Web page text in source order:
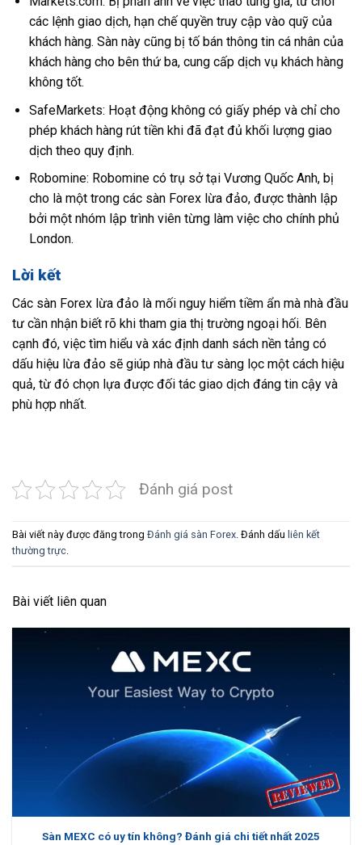
các lệnh giao dịch, hạn chế quyền truy cập vào quỹ của
khách hàng. Sàn này cũng bị tố bán thông tin cá nhân của
khách hàng cho bên thứ ba, cung cấp dịch vụ khách hàng
không tốt.
SafeMarkets: Hoạt động không có giấy phép và chỉ cho
phép khách hàng rút tiền khi đã đạt đủ khối lượng giao
dịch theo quy định.
Robomine: Robomine có trụ sở tại Vương Quốc Anh, bị
cho là một trong các sàn Forex lừa đảo, được thành lập
bởi một nhóm lập trình viên từng làm việc cho chính phủ
London.
Lời kết
Các sàn Forex lừa đảo là mối nguy hiểm tiềm ẩn mà nhà đầu
tư cần nhận biết rõ khi tham gia thị trường ngoại hối. Bên
cạnh đó, việc tìm hiểu và xác định danh sách nền tảng có
dấu hiệu lừa đảo sẽ giúp nhà đầu tư sàng lọc một cách hiệu
quả, từ đó chọn lựa được đối tác giao dịch đáng tin cậy và
phù hợp nhất.
Đánh giá post
Bài viết này được đăng trong Đánh giá sàn Forex. Đánh dấu liên kết
thường trực.
Bài viết liên quan
Sàn MEXC có uy tín không? Đánh giá chi tiết nhất 2025